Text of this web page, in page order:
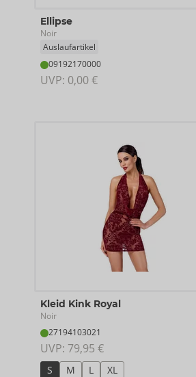
Ellipse
Noir
Auslaufartikel
09192170000
UVP: 0,00 €
Kleid Kink Royal
Noir
27194103021
UVP: 79,95 €
S M L XL